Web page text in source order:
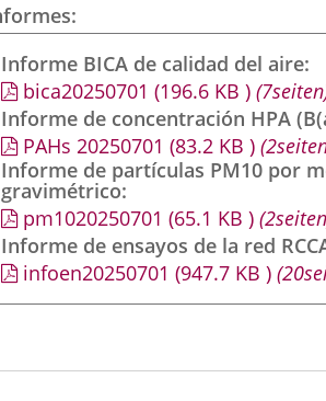
Informe BICA de calidad del aire
bica20250701 (196.6 KB )
Informe de concentración HPA
PAHs 20250701 (83.2 KB )
Informe de partículas PM10 por
gravimétrico
pm1020250701 (65.1 KB )
Informe de ensayos de la red
infoen20250701 (947.7 KB )